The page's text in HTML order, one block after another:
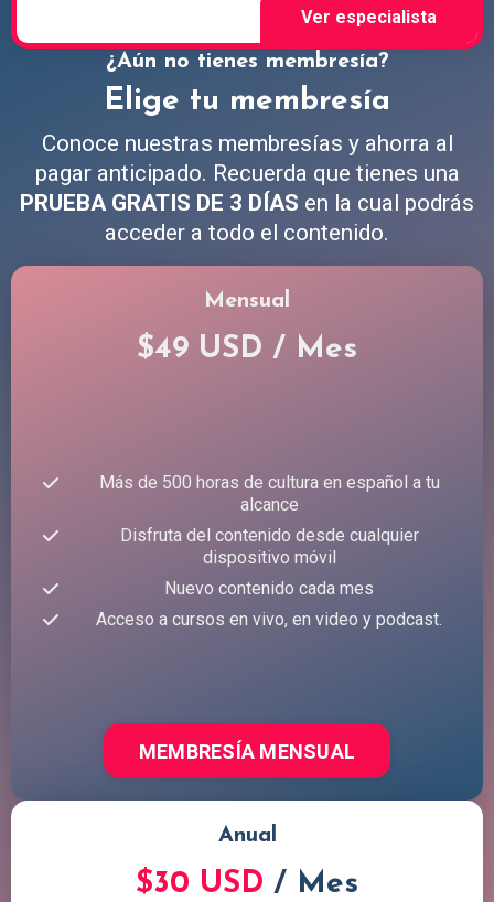
¿Aún no tienes membresía?
Elige tu membresía
Conoce nuestras membresías y ahorra al
pagar anticipado. Recuerda que tienes una
PRUEBA GRATIS DE 3 DÍAS en la cual podrás
acceder a todo el contenido.
Mensual
$49 USD / Mes
Más de 500 horas de cultura en español a tu
alcance
Disfruta del contenido desde cualquier
dispositivo móvil
Nuevo contenido cada mes
Acceso a cursos en vivo, en video y podcast.
MEMBRESÍA MENSUAL
Anual
$30 USD / Mes